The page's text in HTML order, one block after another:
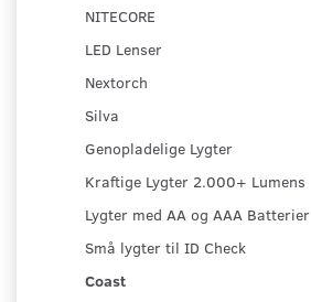
NITECORE
LED Lenser
Nextorch
Silva
Genopladelige Lygter
Kraftige Lygter 2.000+ Lumens
Lygter med AA og AAA Batterier
Små lygter til ID Check
Coast